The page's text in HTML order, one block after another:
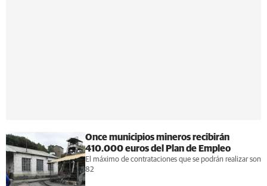
Once municipios mineros recibirán
410.000 euros del Plan de Empleo
El máximo de contrataciones que se podrán realizar son
82